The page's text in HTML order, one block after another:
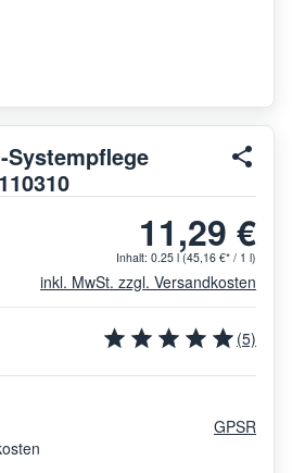
11,29 €
Inhalt: 0.25 l(45,16 €* / 1 l)
inkl. MwSt. zzgl. Versandkosten
(5)
GPSR